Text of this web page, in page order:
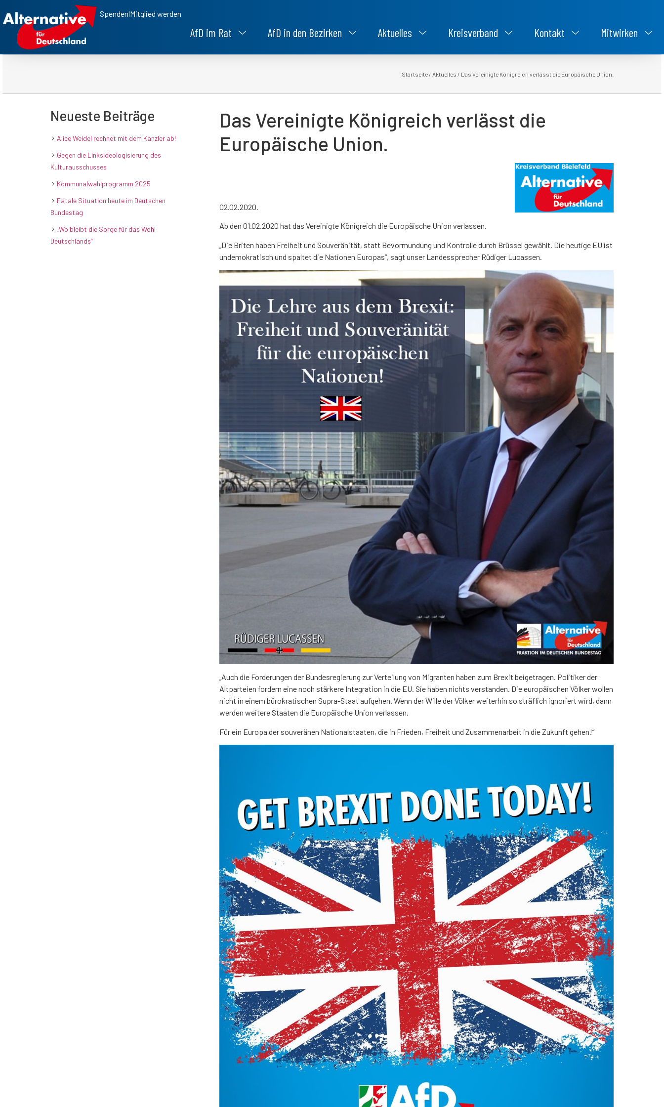
Spenden|Mitglied werden
AfD im Rat AfD in den Bezirken Aktuelles Kreisverband Kontakt Mitwirken
Startseite / Aktuelles / Das Vereinigte Königreich verlässt die Europäische Union.
Neueste Beiträge
Alice Weidel rechnet mit dem Kanzler ab!
Gegen die Linksideologisierung des
Kulturausschusses
Kommunalwahlprogramm 2025
Fatale Situation heute im Deutschen
Bundestag
„Wo bleibt die Sorge für das Wohl
Deutschlands“
Das Vereinigte Königreich verlässt die
Europäische Union.
02.02.2020.
Ab den 01.02.2020 hat das Vereinigte Königreich die Europäische Union verlassen.
„Die Briten haben Freiheit und Souveränität, statt Bevormundung und Kontrolle durch Brüssel gewählt. Die heutige EU ist
undemokratisch und spaltet die Nationen Europas“, sagt unser Landessprecher Rüdiger Lucassen.
„Auch die Forderungen der Bundesregierung zur Verteilung von Migranten haben zum Brexit beigetragen. Politiker der
Altparteien fordern eine noch stärkere Integration in die EU. Sie haben nichts verstanden. Die europäischen Völker wollen
nicht in einem bürokratischen Supra-Staat aufgehen. Wenn der Wille der Völker weiterhin so sträflich ignoriert wird, dann
werden weitere Staaten die Europäische Union verlassen.
Für ein Europa der souveränen Nationalstaaten, die in Frieden, Freiheit und Zusammenarbeit in die Zukunft gehen!“